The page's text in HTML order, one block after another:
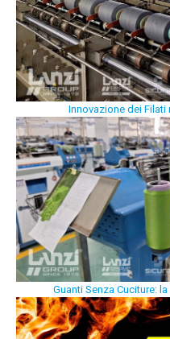
Innovazione dei Filati
Guanti Senza Cuciture: